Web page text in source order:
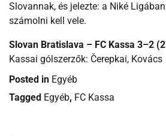
Slovannak, és jelezte: a Niké
számolni kell vele.
Slovan Bratislava – FC Kassa 3–2
Kassai gólszerzők: Čerepkai, Kovács
Posted in Egyéb
Tagged Egyéb, FC Kassa